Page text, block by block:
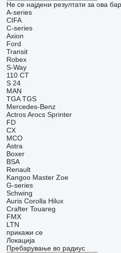
Не се најдени резултати за ова
A-series
CIFA
C-series
Axion
Ford
Transit
Robex
S-Way
110 CT
S 24
MAN
TGA TGS
Mercedes-Benz
Actros Arocs Sprinter
FD
CX
MCO
Astra
Boxer
BSA
Renault
Kangoo Master Zoe
G-series
Schwing
Auris Corolla Hilux
Crafter Touareg
FMX
LTN
прикажи се
Локација
Пребарување во радиус